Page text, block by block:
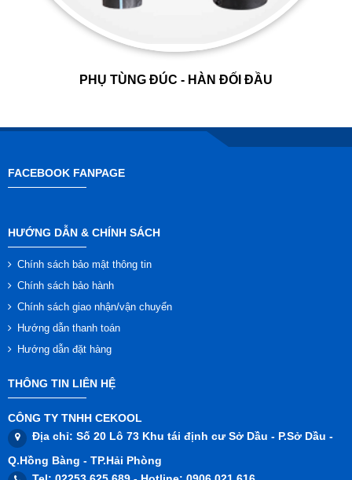
PHỤ TÙNG ĐÚC - HÀN ĐỐI ĐẦU
FACEBOOK FANPAGE
HƯỚNG DẪN & CHÍNH SÁCH
Chính sách bảo mật thông tin
Chính sách bảo hành
Chính sách giao nhận/vận chuyển
Hướng dẫn thanh toán
Hướng dẫn đặt hàng
THÔNG TIN LIÊN HỆ
CÔNG TY TNHH CEKOOL
Địa chỉ: Số 20 Lô 73 Khu tái định cư Sở Dầu - P.Sở Dầu -
Q.Hồng Bàng - TP.Hải Phòng